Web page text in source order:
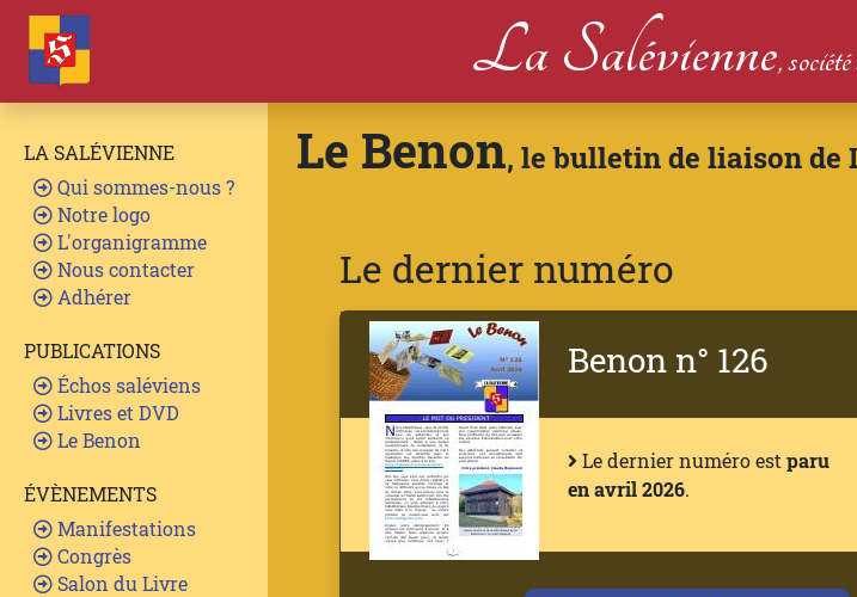
La Salévienne,
LA SALÉVIENNE
Qui sommes-nous ?
Notre logo
L'organigramme
Nous contacter
Adhérer
PUBLICATIONS
Échos saléviens
Livres et DVD
Le Benon
ÉVÈNEMENTS
Manifestations
Congrès
Salon du Livre
Le Benon, le bulletin de liaison de
Le dernier numéro
Benon n° 126
Le dernier numéro est paru
en avril 2026.